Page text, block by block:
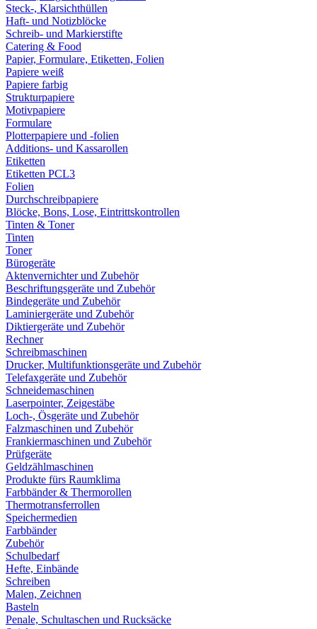
Steck-, Klarsichthüllen
Haft- und Notizblöcke
Schreib- und Markierstifte
Catering & Food
Papier, Formulare, Etiketten, Folien
Papiere weiß
Papiere farbig
Strukturpapiere
Motivpapiere
Formulare
Plotterpapiere und -folien
Additions- und Kassarollen
Etiketten
Etiketten PCL3
Folien
Durchschreibpapiere
Blöcke, Bons, Lose, Eintrittskontrollen
Tinten & Toner
Tinten
Toner
Bürogeräte
Aktenvernichter und Zubehör
Beschriftungsgeräte und Zubehör
Bindegeräte und Zubehör
Laminiergeräte und Zubehör
Diktiergeräte und Zubehör
Rechner
Schreibmaschinen
Drucker, Multifunktionsgeräte und Zubehör
Telefaxgeräte und Zubehör
Schneidemaschinen
Laserpointer, Zeigestäbe
Loch-, Ösgeräte und Zubehör
Falzmaschinen und Zubehör
Frankiermaschinen und Zubehör
Prüfgeräte
Geldzählmaschinen
Produkte fürs Raumklima
Farbbänder & Thermorollen
Thermotransferrollen
Speichermedien
Farbbänder
Zubehör
Schulbedarf
Hefte, Einbände
Schreiben
Malen, Zeichnen
Basteln
Penale, Schultaschen und Rucksäcke